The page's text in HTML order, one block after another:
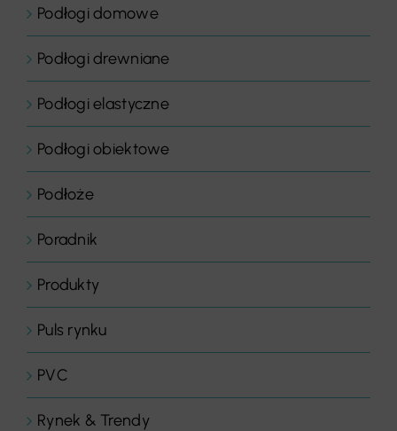
Podłogi domowe
Podłogi drewniane
Podłogi elastyczne
Podłogi obiektowe
Podłoże
Poradnik
Produkty
Puls rynku
PVC
Rynek & Trendy